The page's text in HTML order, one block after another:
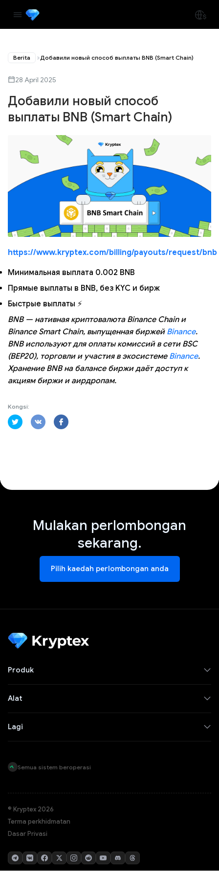
Berita Добавили новый способ выплаты BNB (Smart Chain)
28 April 2025
Добавили новый способ
выплаты BNB (Smart Chain)
https://www.kryptex.com/billing/payouts/request/bnb
Минимальная выплата 0.002 BNB
Прямые выплаты в BNB, без KYC и бирж
Быстрые выплаты ⚡
BNB — нативная криптовалюта Binance Chain и
Binance Smart Chain, выпущенная биржей Binance.
BNB используют для оплаты комиссий в сети BSC
(BEP20), торговли и участия в экосистеме Binance.
Хранение BNB на балансе биржи даёт доступ к
акциям биржи и аирдропам.
Kongsi:
Mulakan perlombongan
sekarang.
Pilih kaedah perlombongan anda
Produk
Alat
Lagi
Semua sistem beroperasi
© Kryptex 2026
Terma perkhidmatan
Dasar Privasi